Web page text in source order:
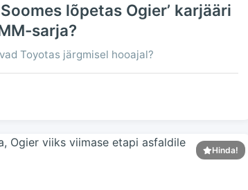
lõpetas Ogier’ karjääri
sarja?
Toyotas järgmisel hooajal?
Hinda!